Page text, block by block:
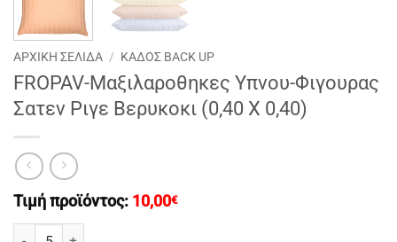
ΑΡΧΙΚΉ ΣΕΛΊΔΑ / ΚΑΔΟΣ BACK UP
FROPAV-Μαξιλαροθηκες Υπνου-Φιγουρας
Σατεν Ριγε Βερυκοκι (0,40 Χ 0,40)
Τιμή προϊόντος: 10,00€
FROPAV-Μαξιλαροθηκες Υπνου-Φιγουρας Σατεν Ριγε Βερυκοκι